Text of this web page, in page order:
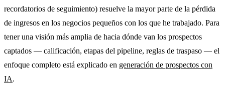
recordatorios de seguimiento) resuelve la mayor parte de la pérdida
de ingresos en los negocios pequeños con los que he trabajado. Para
tener una visión más amplia de hacia dónde van los prospectos
captados — calificación, etapas del pipeline, reglas de traspaso — el
enfoque completo está explicado en generación de prospectos con
IA.